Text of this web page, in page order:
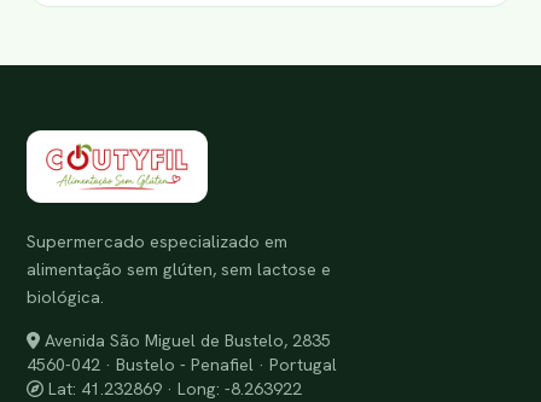
Supermercado especializado em
alimentação sem glúten, sem lactose e
biológica.
Avenida São Miguel de Bustelo, 2835
4560-042 · Bustelo - Penafiel · Portugal
Lat: 41.232869 · Long: -8.263922